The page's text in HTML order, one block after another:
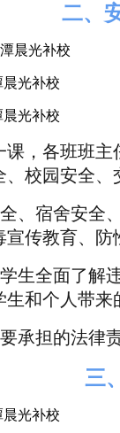
二、
课，各班班主
、校园安全、
、宿舍安全
宣传教育、防
生全面了解
生和个人带来
承担的法律责
三